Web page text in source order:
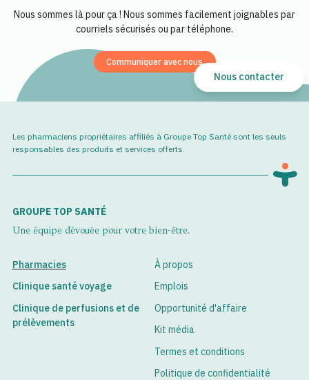
Nous sommes là pour ça ! Nous sommes facilement joignables par
courriels sécurisés ou par téléphone.
Communiquer avec nous
Nous contacter
Les pharmaciens propriétaires affiliés à Groupe Top Santé sont les seuls
responsables des produits et services offerts.
GROUPE TOP SANTÉ
Une équipe dévouée pour votre bien-être.
Pharmacies
Clinique santé voyage
Clinique de perfusions et de
prélèvements
À propos
Emplois
Opportunité d'affaire
Kit média
Termes et conditions
Politique de confidentialité